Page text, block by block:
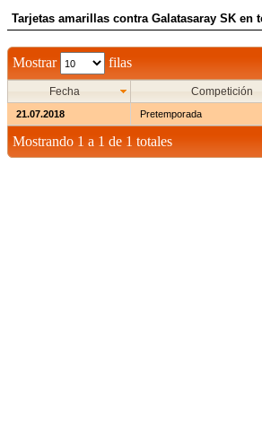
Tarjetas amarillas contra Galatasaray SK en
Mostrar filas
Fecha Competición
21.07.2018 Pretemporada
Mostrando 1 a 1 de 1 totales